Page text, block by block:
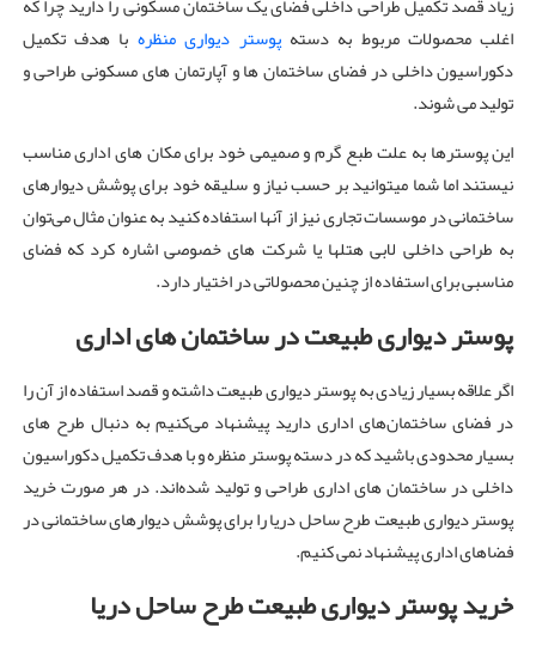
اغلب محصولات مربوط به دستهپوستر دیواری منظره با هدف تکمیل
دکوراسیون داخلی در فضای ساختمان ها و آپارتمان های مسکونی طراحی و
تولید می شوند.
این پوسترها به علت طبع گرم و صمیمی خود برای مکان های اداری مناسب
نیستند اما شما میتوانید بر حسب نیاز و سلیقه خود برای پوشش دیوارهای
ساختمانی در موسسات تجاری نیز از آنها استفاده کنید به عنوان مثال می‌توان
به طراحی داخلی لابی هتلها یا شرکت های خصوصی اشاره کرد که فضای
مناسبی برای استفاده از چنین محصولاتی در اختیار دارد.
پوستر دیواری طبیعت در ساختمان های اداری
اگر علاقه بسیار زیادی به پوستر دیواری طبیعت داشته و قصد استفاده از آن را
در فضای ساختمان‌های اداری دارید پیشنهاد می‌کنیم به دنبال طرح های
بسیار محدودی باشید که در دسته پوستر منظره و با هدف تکمیل دکوراسیون
داخلی در ساختمان های اداری طراحی و تولید شده‌اند. در هر صورت خرید
پوستر دیواری طبیعت طرح ساحل دریا را برای پوشش دیوارهای ساختمانی در
فضاهای اداری پیشنهاد نمی کنیم.
خرید پوستر دیواری طبیعت طرح ساحل دریا